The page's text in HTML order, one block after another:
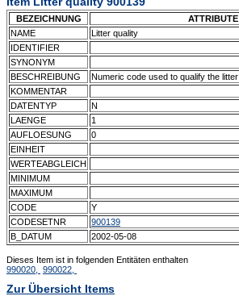
BEZEICHNUNG
ATTRIBUTE
NAME
Litter quality
IDENTIFIER
SYNONYM
BESCHREIBUNG
Numeric code used to qualify the
KOMMENTAR
DATENTYP
N
LAENGE
1
AUFLOESUNG
0
EINHEIT
WERTEABGLEICH
MINIMUM
MAXIMUM
CODE
Y
CODESETNR
900139
B_DATUM
2002-05-08
Dieses Item ist in folgenden Entitäten enthalten
990020,
990022,
Zur Übersicht Items